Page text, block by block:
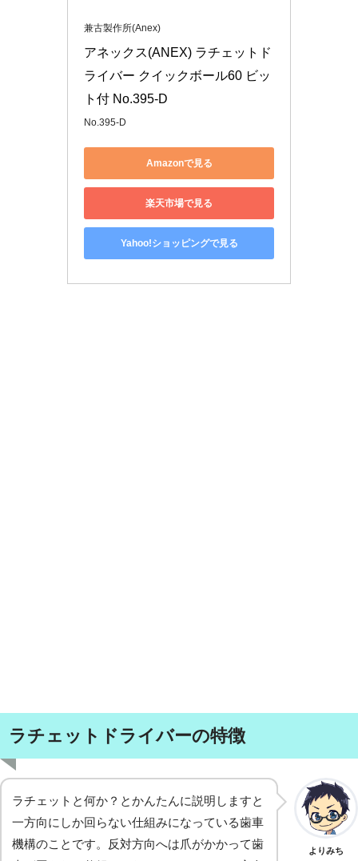
兼古製作所(Anex)
アネックス(ANEX) ラチェットド
ライバー クイックボール60 ビッ
ト付 No.395-D
No.395-D
Amazonで見る
楽天市場で見る
Yahoo!ショッピングで見る
ラチェットドライバーの特徴
ラチェットと何か？とかんたんに説明しますと
一方向にしか回らない仕組みになっている歯車
機構のことです。反対方向へは爪がかかって歯
よりみち